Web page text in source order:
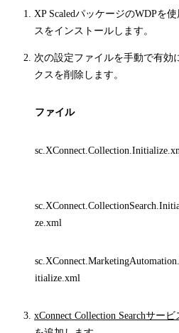
XP ScaledパッケージのWDPを
スをインストールします。
次の設定ファイルを手動で有効
クスを削除します。
ファイル
ze.xml
itialize.xml
xConnect Collection Searchサー